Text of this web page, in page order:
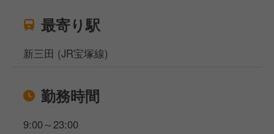
最寄り駅
新三田 (JR宝塚線)
勤務時間
9:00～23:00